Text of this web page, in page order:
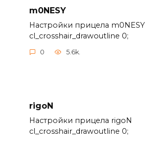
m0NESY
Настройки прицела m0NESY
cl_crosshair_drawoutline 0;
0 5.6k.
rigoN
Настройки прицела rigoN
cl_crosshair_drawoutline 0;